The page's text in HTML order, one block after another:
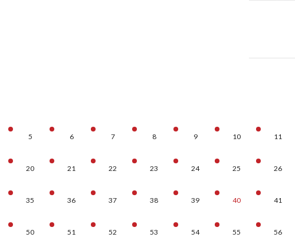
5 6 7 8 9 10 11
20 21 22 23 24 25 26
35 36 37 38 39 40 41
50 51 52 53 54 55 56